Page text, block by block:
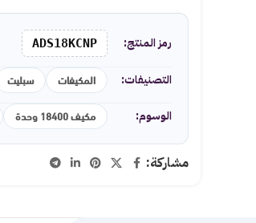
رمز المنتج: ADS18KCNP
التصنيفات: المكيفات سبليت
الوسوم: مكيف 18400 وحدة
مشاركة: